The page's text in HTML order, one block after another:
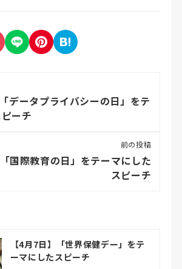
データプライバシーの日」をテ
ーチ
前の投稿
国際教育の日」をテーマにした
スピーチ
【4月7日】「世界保健デー」をテ
ーマにしたスピーチ